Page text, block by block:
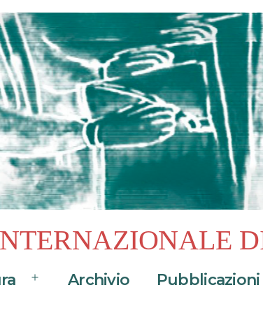
Apri
Archivio Pubblicazioni